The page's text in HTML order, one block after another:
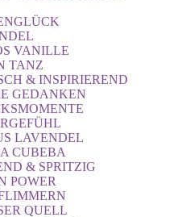
VANILLE
TANZ
& INSPIRIEREND
GEDANKEN
LAVENDEL
CUBEBA
& SPRITZIG
POWER
QUELL